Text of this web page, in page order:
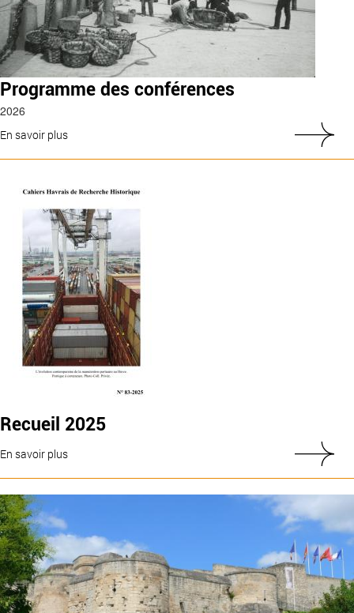
Programme des conférences
2026
En savoir plus
Recueil 2025
En savoir plus